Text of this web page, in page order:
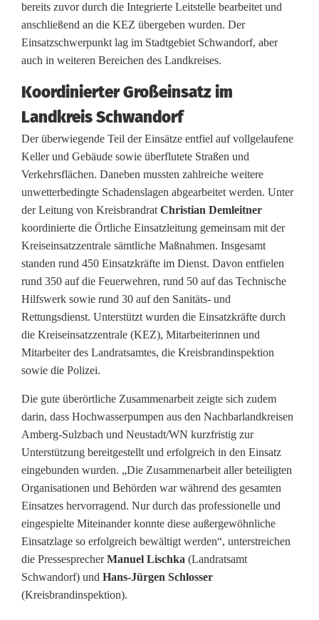
e
r
e
i
n
s
a
t
z
n
S
c
h
w
a
n
d
o
r
f
e
bereits zuvor durch die Integrierte Leitstelle bearbeitet und
anschließend an die KEZ übergeben wurden. Der
Einsatzschwerpunkt lag im Stadtgebiet Schwandorf, aber
auch in weiteren Bereichen des Landkreises.
Koordinierter Großeinsatz im
Landkreis Schwandorf
Der überwiegende Teil der Einsätze entfiel auf vollgelaufene
Keller und Gebäude sowie überflutete Straßen und
Verkehrsflächen. Daneben mussten zahlreiche weitere
unwetterbedingte Schadenslagen abgearbeitet werden. Unter
der Leitung von Kreisbrandrat Christian Demleitner
koordinierte die Örtliche Einsatzleitung gemeinsam mit der
Kreiseinsatzzentrale sämtliche Maßnahmen. Insgesamt
standen rund 450 Einsatzkräfte im Dienst. Davon entfielen
rund 350 auf die Feuerwehren, rund 50 auf das Technische
Hilfswerk sowie rund 30 auf den Sanitäts- und
Rettungsdienst. Unterstützt wurden die Einsatzkräfte durch
die Kreiseinsatzzentrale (KEZ), Mitarbeiterinnen und
Mitarbeiter des Landratsamtes, die Kreisbrandinspektion
sowie die Polizei.
Die gute überörtliche Zusammenarbeit zeigte sich zudem
darin, dass Hochwasserpumpen aus den Nachbarlandkreisen
Amberg-Sulzbach und Neustadt/WN kurzfristig zur
Unterstützung bereitgestellt und erfolgreich in den Einsatz
eingebunden wurden. „Die Zusammenarbeit aller beteiligten
Organisationen und Behörden war während des gesamten
Einsatzes hervorragend. Nur durch das professionelle und
eingespielte Miteinander konnte diese außergewöhnliche
Einsatzlage so erfolgreich bewältigt werden“, unterstreichen
die PressesprecherManuel Lischka (Landratsamt
Schwandorf) und Hans-Jürgen Schlosser
(Kreisbrandinspektion).